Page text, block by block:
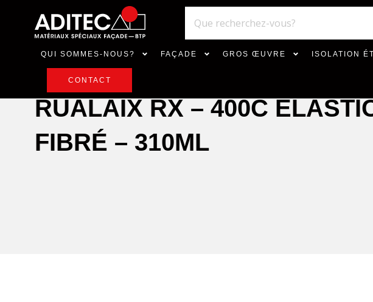
QUI SOMMES-NOUS? FAÇADE GROS ŒUVRE ISOLATION
CONTACT
RUALAIX RX – 400C
FIBRÉ – 310ML